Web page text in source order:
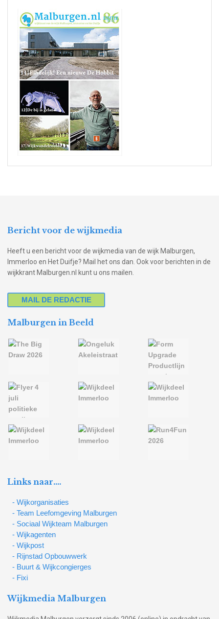
Bericht voor de wijkmedia
Heeft u een bericht voor de wijkmedia van de wijk Malburgen,
Immerloo en Het Duifje? Mail het ons dan. Ook voor berichten in de
wijkkrant Malburgen.nl kunt u ons mailen.
MAIL DE REDACTIE
Malburgen in Beeld
Links naar….
- Wijkorganisaties
- Team Leefomgeving Malburgen
- Sociaal Wijkteam Malburgen
- Wijkagenten
- Wijkpost
- Rijnstad Opbouwwerk
- Buurt & Wijkcongierges
- Fixi
Wijkmedia Malburgen